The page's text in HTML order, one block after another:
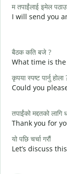
म तपाईंलाई इमेल
I will send you
बैठक कति बजे ?
What time is
कृपया स्पष्ट पार्नु होला
Could you
तपाईंको मद्दतको लागि
Thank you for
यो पछि चर्चा गरौं
Let’s discuss